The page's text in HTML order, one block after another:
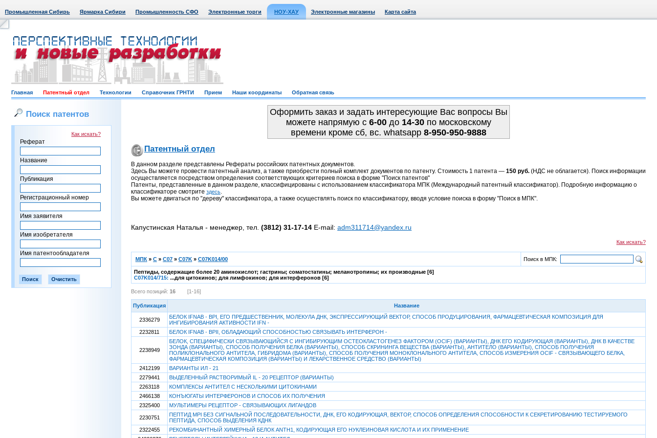
Промышленная Сибирь Ярмарка Сибири Промышленность СФО Электронные торги НОУ-ХАУ Электронные магазины Карта сайта
Главная Патентный отдел Технологии Справочник ГРНТИ Прием Наши координаты Обратная связь
Поиск патентов
Как искать?
Реферат
Название
Публикация
Регистрационный номер
Имя заявителя
Имя изобретателя
Имя патентообладателя
Оформить заказ и задать интересующие Вас вопросы Вы
можете напрямую c 6-00до 14-30по московскому
времени кроме сб, вс. whatsapp 8-950-950-9888
Патентный отдел
В данном разделе представлены Рефераты российских патентных документов.
Здесь Вы можете провести патентный анализ, а также приобрести полный комплект документов по патенту. Стоимость 1 патента — 150 руб. (НДС не облагается). Поиск информации
осуществляется посредством определения соответствующих критериев поиска в форме "Поиск патентов"
Патенты, представленные в данном разделе, классифицированы с использованием классификатора МПК (Международный патентный классификатор). Подробную информацию о
классификаторе смотрите здесь.
Вы можете двигаться по "дереву" классификатора, а также осуществлять поиск по классификатору, вводя условие поиска в форму "Поиск в МПК".
Капустинская Наталья - менеджер, тел. (3812) 31-17-14 E-mail: adm311714@yandex.ru
Как искать?
МПК » C » C07 » C07K » C07K014/00 Поиск в МПК:
Пептиды, содержащие более 20 аминокислот; гастрины; соматостатины; меланотропины; их производные [6]
C07K014/715: ...для цитокинов; для лимфокинов; для интерферонов [6]
Всего позиций: 16 [1-16]
Публикация Название
2336279
БЕЛОК IFNAB - BPI, ЕГО ПРЕДШЕСТВЕННИК, МОЛЕКУЛА ДНК, ЭКСПРЕССИРУЮЩИЙ ВЕКТОР, СПОСОБ ПРОДУЦИРОВАНИЯ, ФАРМАЦЕВТИЧЕСКАЯ КОМПОЗИЦИЯ ДЛЯ
ИНГИБИРОВАНИЯ АКТИВНОСТИ IFN -
2232811
БЕЛОК IFNAB - BPII, ОБЛАДАЮЩИЙ СПОСОБНОСТЬЮ СВЯЗЫВАТЬ ИНТЕРФЕРОН -
2238949
БЕЛОК, СПЕЦИФИЧЕСКИ СВЯЗЫВАЮЩИЙСЯ С ИНГИБИРУЮЩИМ ОСТЕОКЛАСТОГЕНЕЗ ФАКТОРОМ (OCIF) (ВАРИАНТЫ), ДНК ЕГО КОДИРУЮЩАЯ (ВАРИАНТЫ), ДНК В КАЧЕСТВЕ
ЗОНДА (ВАРИАНТЫ), СПОСОБ ПОЛУЧЕНИЯ БЕЛКА (ВАРИАНТЫ), СПОСОБ СКРИНИНГА ВЕЩЕСТВА (ВАРИАНТЫ), АНТИТЕЛО (ВАРИАНТЫ), СПОСОБ ПОЛУЧЕНИЯ
ПОЛИКЛОНАЛЬНОГО АНТИТЕЛА, ГИБРИДОМА (ВАРИАНТЫ), СПОСОБ ПОЛУЧЕНИЯ МОНОКЛОНАЛЬНОГО АНТИТЕЛА, СПОСОБ ИЗМЕРЕНИЯ OCIF - СВЯЗЫВАЮЩЕГО БЕЛКА,
ФАРМАЦЕВТИЧЕСКАЯ КОМПОЗИЦИЯ (ВАРИАНТЫ) И ЛЕКАРСТВЕННОЕ СРЕДСТВО (ВАРИАНТЫ)
2412199
ВАРИАНТЫ ИЛ - 21
2279441
ВЫДЕЛЕННЫЙ РАСТВОРИМЫЙ IL - 20 РЕЦЕПТОР (ВАРИАНТЫ)
2263118
КОМПЛЕКСЫ АНТИТЕЛ С НЕСКОЛЬКИМИ ЦИТОКИНАМИ
2466138
КОНЪЮГАТЫ ИНТЕРФЕРОНОВ И СПОСОБ ИХ ПОЛУЧЕНИЯ
2325400
МУЛЬТИМЕРЫ РЕЦЕПТОР - СВЯЗЫВАЮЩИХ ЛИГАНДОВ
2230751
ПЕПТИД MPI БЕЗ СИГНАЛЬНОЙ ПОСЛЕДОВАТЕЛЬНОСТИ, ДНК, ЕГО КОДИРУЮЩАЯ, ВЕКТОР, СПОСОБ ОПРЕДЕЛЕНИЯ СПОСОБНОСТИ К СЕКРЕТИРОВАНИЮ ТЕСТИРУЕМОГО
ПЕПТИДА, СПОСОБ ВЫДЕЛЕНИЯ КДНК
2322455
РЕКОМБИНАНТНЫЙ ХИМЕРНЫЙ БЕЛОК ANTH1, КОДИРУЮЩАЯ ЕГО НУКЛЕИНОВАЯ КИСЛОТА И ИХ ПРИМЕНЕНИЕ